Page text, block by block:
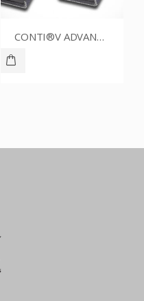
CONTI®V ADVANCE SPZ1700CR